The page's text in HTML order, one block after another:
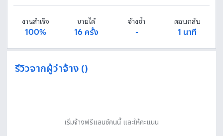
งานสำเร็จ
100%
ขายได้
16 ครั้ง
จ้างซ้ำ
-
ตอบกลับ
1 นาที
รีวิวจากผู้ว่าจ้าง ()
เริ่มจ้างฟรีแลนซ์คนนี้ และให้คะแนน